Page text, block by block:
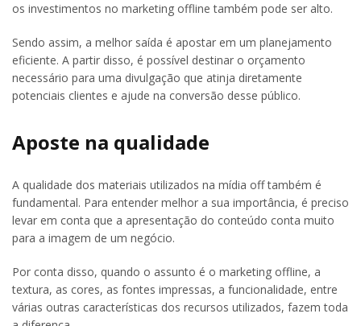
os investimentos no marketing offline também pode ser alto.
Sendo assim, a melhor saída é apostar em um planejamento
eficiente. A partir disso, é possível destinar o orçamento
necessário para uma divulgação que atinja diretamente
potenciais clientes e ajude na conversão desse público.
Aposte na qualidade
A qualidade dos materiais utilizados na mídia off também é
fundamental. Para entender melhor a sua importância, é preciso
levar em conta que a apresentação do conteúdo conta muito
para a imagem de um negócio.
Por conta disso, quando o assunto é o marketing offline, a
textura, as cores, as fontes impressas, a funcionalidade, entre
várias outras características dos recursos utilizados, fazem toda